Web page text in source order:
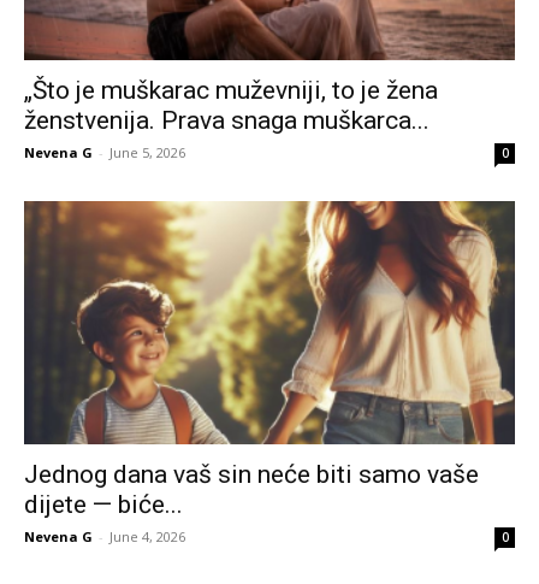
„Što je muškarac muževniji, to je žena
ženstvenija. Prava snaga muškarca...
Nevena G - June 5, 2026 0
Jednog dana vaš sin neće biti samo vaše
dijete — biće...
Nevena G - June 4, 2026 0